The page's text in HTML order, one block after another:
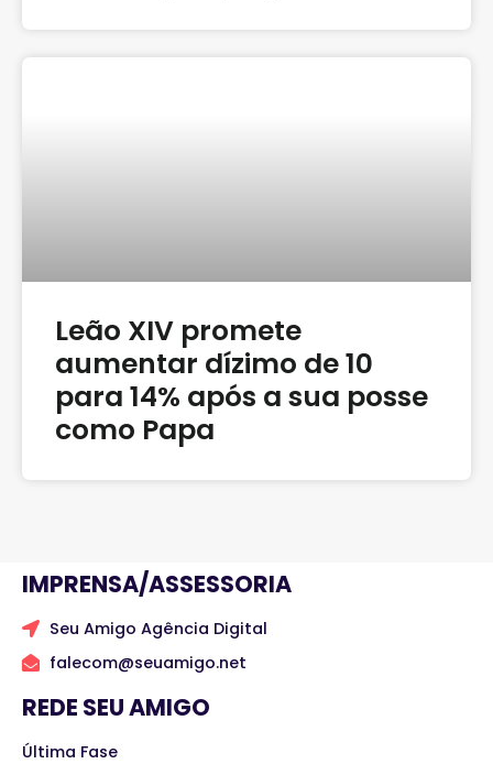
Leão XIV promete
aumentar dízimo de 10
para 14% após a sua posse
como Papa
IMPRENSA/ASSESSORIA
Seu Amigo Agência Digital
falecom@seuamigo.net
REDE SEU AMIGO
Última Fase